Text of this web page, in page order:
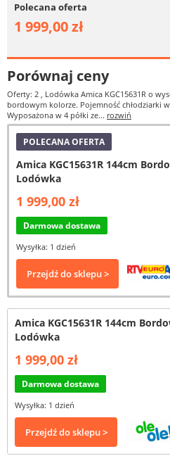
Polecana oferta
1 999,00 zł
Porównaj ceny
Oferty: 2 , Lodówka Amica KGC15631R o
bordowym kolorze. Pojemność chłodziarki
Wyposażona w 4 półki ze... rozwiń
POLECANA OFERTA
Amica KGC15631R 144cm
Lodówka
1 999,00 zł
Darmowa dostawa
Wysyłka: 1 dzień
Przejdź do sklepu >
Amica KGC15631R 144cm
Lodówka
1 999,00 zł
Darmowa dostawa
Wysyłka: 1 dzień
Przejdź do sklepu >